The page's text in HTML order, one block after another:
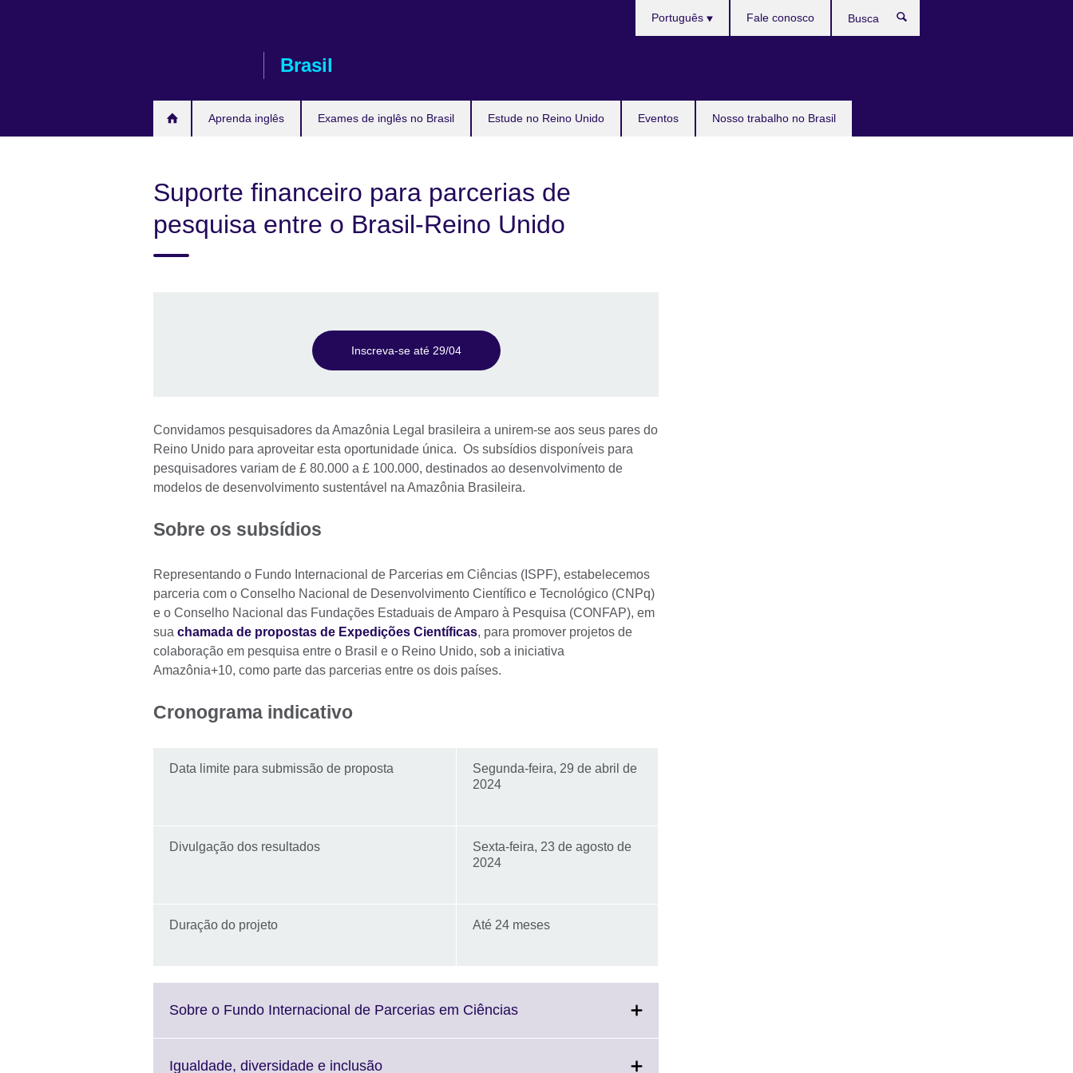
Brasil
Aprenda inglês Exames de inglês no Brasil Estude no Reino Unido Eventos Nosso trabalho no Brasil
Português Fale conosco
Suporte financeiro para parcerias de
pesquisa entre o Brasil-Reino Unido
Inscreva-se até 29/04
Convidamos pesquisadores da Amazônia Legal brasileira a unirem-se aos seus pares do
Reino Unido para aproveitar esta oportunidade única. Os subsídios disponíveis para
pesquisadores variam de £ 80.000 a £ 100.000, destinados ao desenvolvimento de
modelos de desenvolvimento sustentável na Amazônia Brasileira.
Sobre os subsídios
Representando o Fundo Internacional de Parcerias em Ciências (ISPF), estabelecemos
parceria com o Conselho Nacional de Desenvolvimento Científico e Tecnológico (CNPq)
e o Conselho Nacional das Fundações Estaduais de Amparo à Pesquisa (CONFAP), em
sua chamada de propostas de Expedições Científicas, para promover projetos de
colaboração em pesquisa entre o Brasil e o Reino Unido, sob a iniciativa
Amazônia+10, como parte das parcerias entre os dois países.
Cronograma indicativo
Data limite para submissão de proposta
Segunda-feira, 29 de abril de
2024
Divulgação dos resultados
Sexta-feira, 23 de agosto de
2024
Duração do projeto Até 24 meses
Sobre o Fundo Internacional de Parcerias em CiênciasClick
Igualdade, diversidade e inclusãoClick